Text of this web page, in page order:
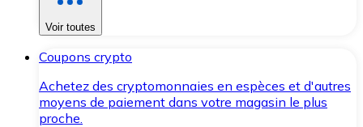
Voir toutes
Coupons crypto
Achetez des cryptomonnaies en espèces et d'autres
moyens de paiement dans votre magasin le plus
proche.